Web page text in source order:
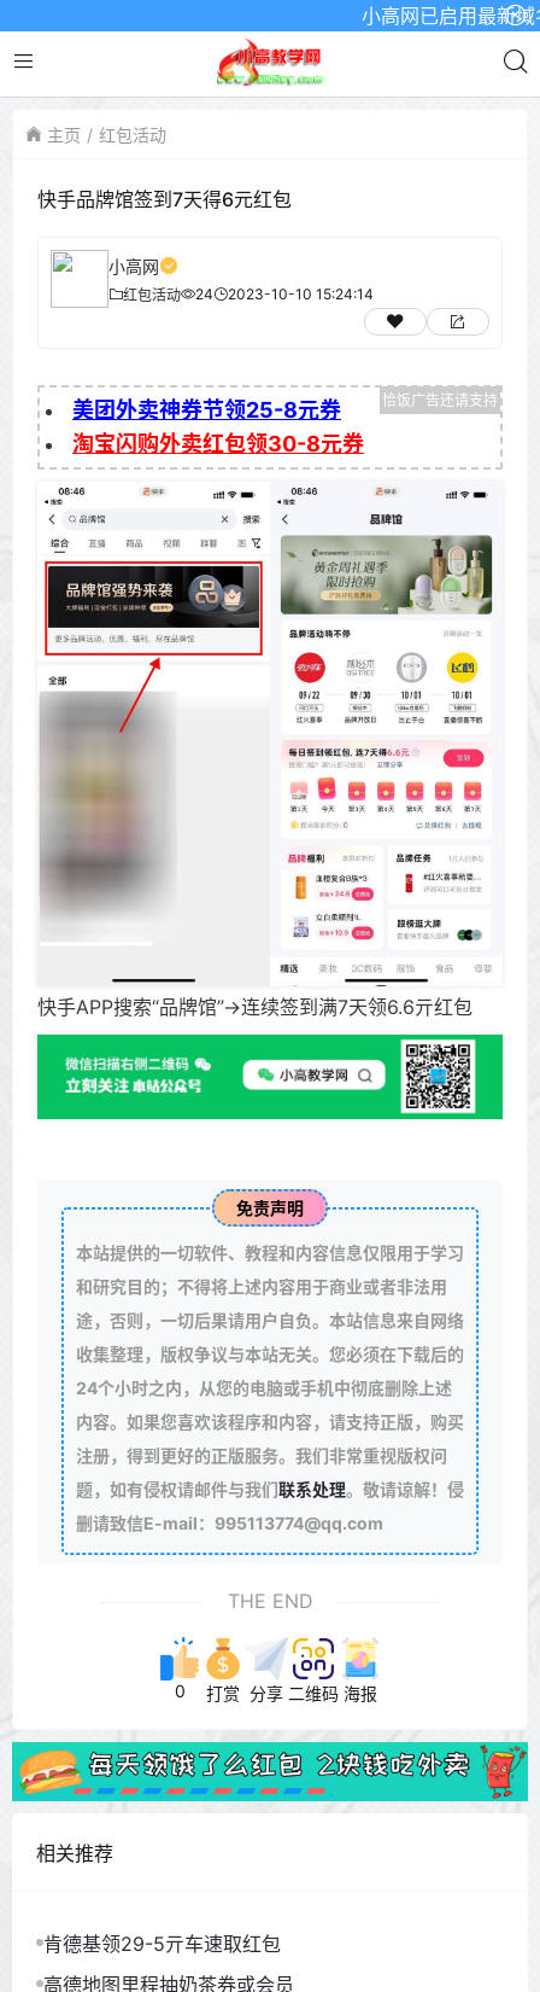
小高网已启用最新域
主页 红包活动
快手品牌馆签到7天得6元红包
小高网
红包活动 24 2023-10-10 15:24:14
美团外卖神券节领25-8元券
淘宝闪购外卖红包领30-8元券
快手APP搜索“品牌馆”->连续签到满7天领6.6亓红包
免责声明
本站提供的一切软件、教程和内容信息仅限用于学习
和研究目的；不得将上述内容用于商业或者非法用
途，否则，一切后果请用户自负。本站信息来自网络
收集整理，版权争议与本站无关。您必须在下载后的
24个小时之内，从您的电脑或手机中彻底删除上述
内容。如果您喜欢该程序和内容，请支持正版，购买
注册，得到更好的正版服务。我们非常重视版权问
题，如有侵权请邮件与我们联系处理。敬请谅解！侵
删请致信E-mail：995113774@qq.com
THE END
0 打赏 分享 二维码 海报
相关推荐
肯德基领29-5亓车速取红包
高德地图里程抽奶茶券或会员